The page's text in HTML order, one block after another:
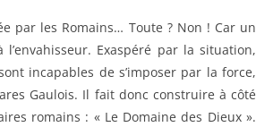
par les Romains… Toute ? Non ! Car un
Exaspéré par la situation,
incapables de s’imposer par la force,
Gaulois. Il fait donc construire à côté
romains : « Le Domaine des Dieux ».